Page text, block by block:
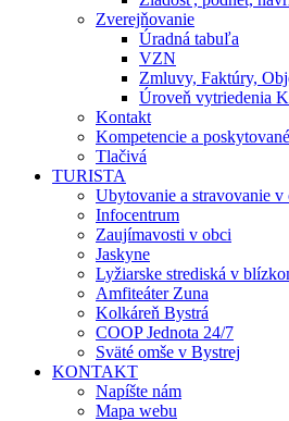
Zverejňovanie
Úradná tabuľa
VZN
Zmluvy, Faktúry,
Úroveň vytriedenia
Kontakt
Kompetencie a
Tlačivá
TURISTA
Ubytovanie a stravovanie v
Infocentrum
Zaujímavosti v obci
Jaskyne
Lyžiarske strediská v
Amfiteáter Zuna
Kolkáreň Bystrá
COOP Jednota 24/7
Sväté omše v Bystrej
KONTAKT
Napíšte nám
Mapa webu